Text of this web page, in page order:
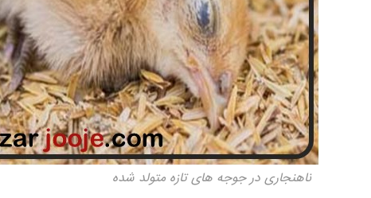
ناهنجاری در جوجه های تازه متولد شده